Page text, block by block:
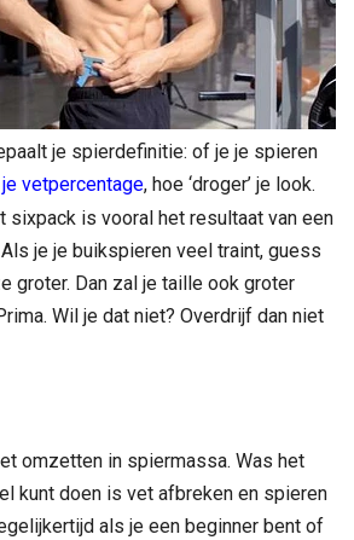
je spierdefinitie: of je je spieren
vetpercentage, hoe ‘droger’ je look.
sixpack is vooral het resultaat van een
je je buikspieren veel traint, guess
groter. Dan zal je taille ook groter
Wil je dat niet? Overdrijf dan niet
omzetten in spiermassa. Was het
kunt doen is vet afbreken en spieren
als je een beginner bent of